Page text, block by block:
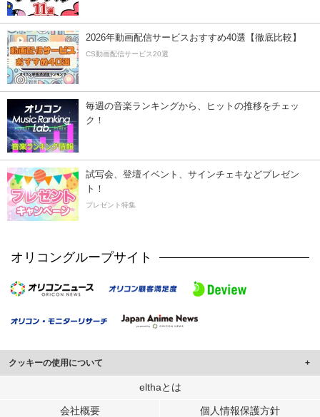
2026年動画配信サービスおすすめ40選【徹底比較】
CS動画配信サービス20選
毎週の音楽ランキングから、ヒットの推移をチェッ
ク！
試写会、登壇イベント、サインチェキなどプレゼン
ト！
プレゼント特集
オリコングループサイト
クッキーの使用について
このサイトでは Cookie を使用して、ユーザーに合わせたコンテンツや広告の
行っています。
elthaとは
会社概要 個人情報保護方針